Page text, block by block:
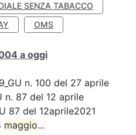
SENZA TABACCO
OMS
a oggi
n. 100 del 27 aprile
n. 87 del 12 aprile
87 del 12aprile2021
maggio...